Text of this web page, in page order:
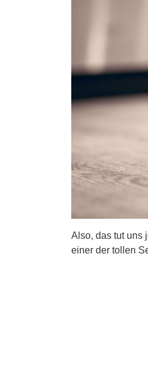
Also, das tut uns
einer der tollen